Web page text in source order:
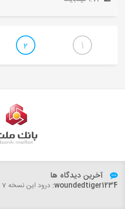
1
2
آخرین دیدگاه ها
woundedtiger1234: درود این نسخه 7 برای مکس 2025 هم جوابه؟... fatemeh.dfard: سلام،خسته نباشید.